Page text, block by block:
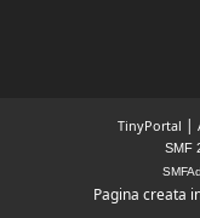
TinyPortal |
SMF
Pagina creata